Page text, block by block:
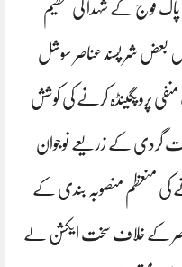
پاک فوج کے شہدا کی عظیم
بعض شر پسند عناصر سوشل
پروپگینڈہ کرنے کی کوشش
گردی کے زریعے نوجوان
کی منعظم منصوبہ بندی کے
کے خلاف سخت ایکشن لے